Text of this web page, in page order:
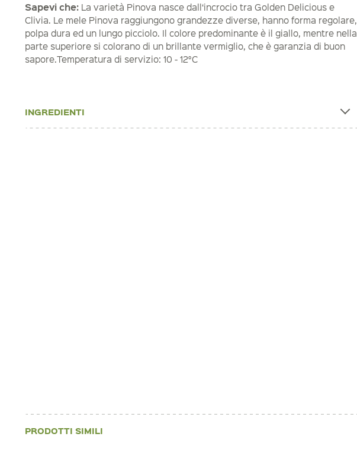
Sapevi che: La varietà Pinova nasce dall‘incrocio tra Golden Delicious e
Clivia. Le mele Pinova raggiungono grandezze diverse, hanno forma regolare,
polpa dura ed un lungo picciolo. Il colore predominante è il giallo, mentre nella
parte superiore si colorano di un brillante vermiglio, che è garanzia di buon
sapore.Temperatura di servizio: 10 - 12°C
INGREDIENTI
PRODOTTI SIMILI